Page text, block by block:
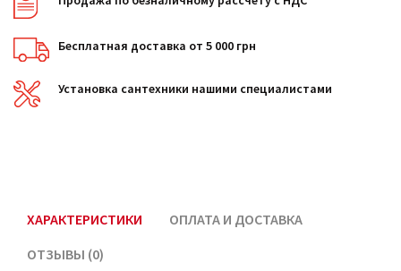
Бесплатная доставка от 5 000 грн
Установка сантехники нашими специалистами
ХАРАКТЕРИСТИКИ
ОПЛАТА И ДОСТАВКА
ОТЗЫВЫ (0)